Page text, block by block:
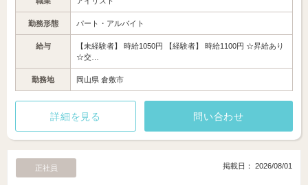
勤務形態 パート・アルバイト
給与
【未経験者】 時給1050円 【経験者】 時給1100円 ☆昇給あり
☆交…
勤務地 岡山県 倉敷市
詳細を見る 問い合わせ
正社員 掲載日： 2026/08/01